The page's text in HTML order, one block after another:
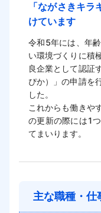
「ながさきキ
けています
令和5年には、年
い環境づくりに積
良企業として認証
ぴか）」の申請を
した。
これからも働きや
の更新の際には1
主な職種・仕